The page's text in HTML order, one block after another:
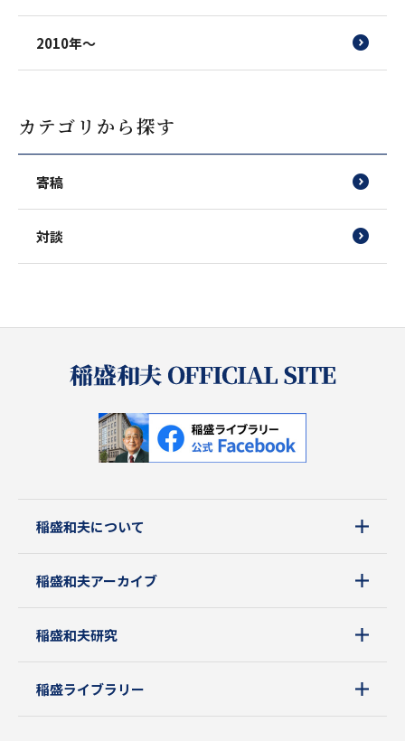
2010年～
カテゴリから探す
寄稿
対談
稲盛和夫について
稲盛和夫アーカイブ
稲盛和夫研究
稲盛ライブラリー